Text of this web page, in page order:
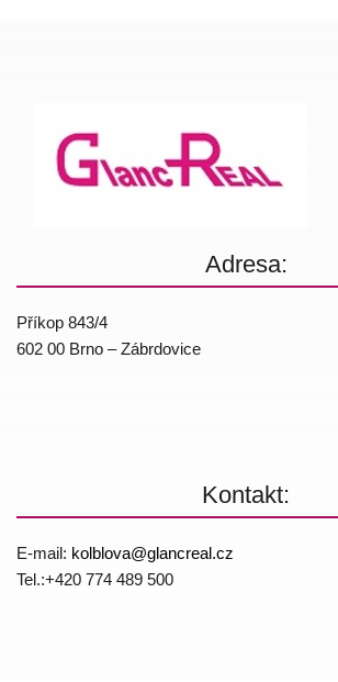
Adresa:
Příkop 843/4
602 00 Brno – Zábrdovice
Kontakt:
E-mail: kolblova@glancreal.cz
Tel.:+420 774 4­89 500